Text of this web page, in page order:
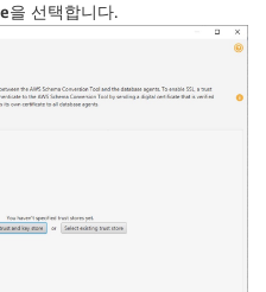
을 선택합니다.